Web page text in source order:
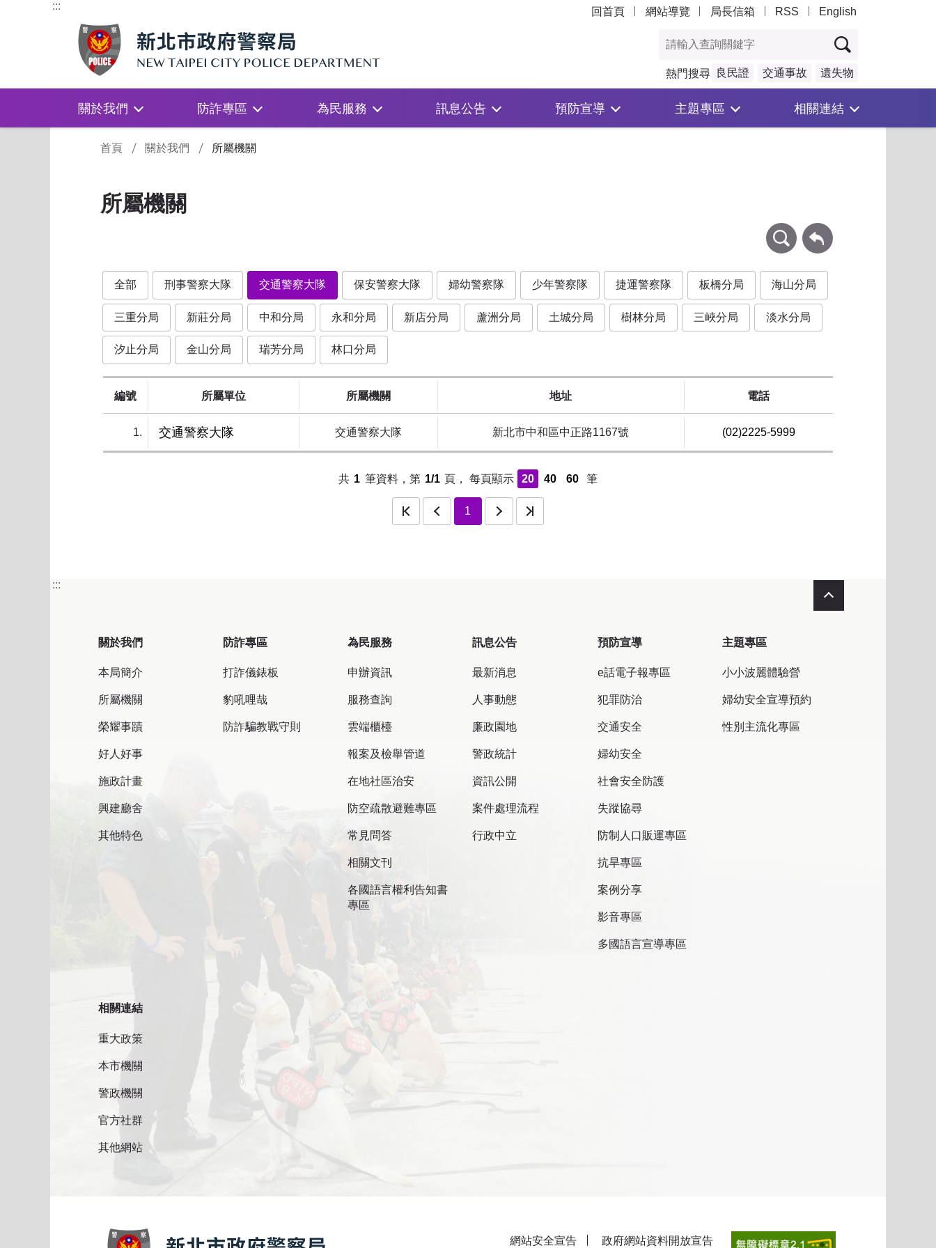
::: 回首頁 網站導覽 局長信箱 RSS English
熱門搜尋 良民證 交通事故 遺失物
關於我們 防詐專區 為民服務 訊息公告 預防宣導 主題專區 相關連結
首頁
關於我們 所屬機關
所屬機關
條件查詢 回上一頁
全部 刑事警察大隊 交通警察大隊 保安警察大隊 婦幼警察隊 少年警察隊 捷運警察隊 板橋分局 海山分局
三重分局 新莊分局 中和分局 永和分局 新店分局 蘆洲分局 土城分局 樹林分局 三峽分局 淡水分局
汐止分局 金山分局 瑞芳分局 林口分局
編號 所屬單位 所屬機關 地址 電話
1 交通警察大隊 交通警察大隊 新北市中和區中正路1167號 (02)2225-5999
共 1 筆資料，第 1/1 頁，每頁顯示 20 40 60 筆
1
最後一頁
:::
關於我們
本局簡介
所屬機關
榮耀事蹟
好人好事
施政計畫
興建廳舍
其他特色
防詐專區
打詐儀錶板
豹吼哩哉
防詐騙教戰守則
為民服務
申辦資訊
服務查詢
雲端櫃檯
報案及檢舉管道
在地社區治安
防空疏散避難專區
常見問答
相關文刊
各國語言權利告知書
專區
訊息公告
最新消息
人事動態
廉政園地
警政統計
資訊公開
案件處理流程
行政中立
預防宣導
e話電子報專區
犯罪防治
交通安全
婦幼安全
社會安全防護
失蹤協尋
防制人口販運專區
抗旱專區
案例分享
影音專區
多國語言宣導專區
主題專區
小小波麗體驗營
婦幼安全宣導預約
性別主流化專區
相關連結
重大政策
本市機關
警政機關
官方社群
其他網站
網站安全宣告 政府網站資料開放宣告